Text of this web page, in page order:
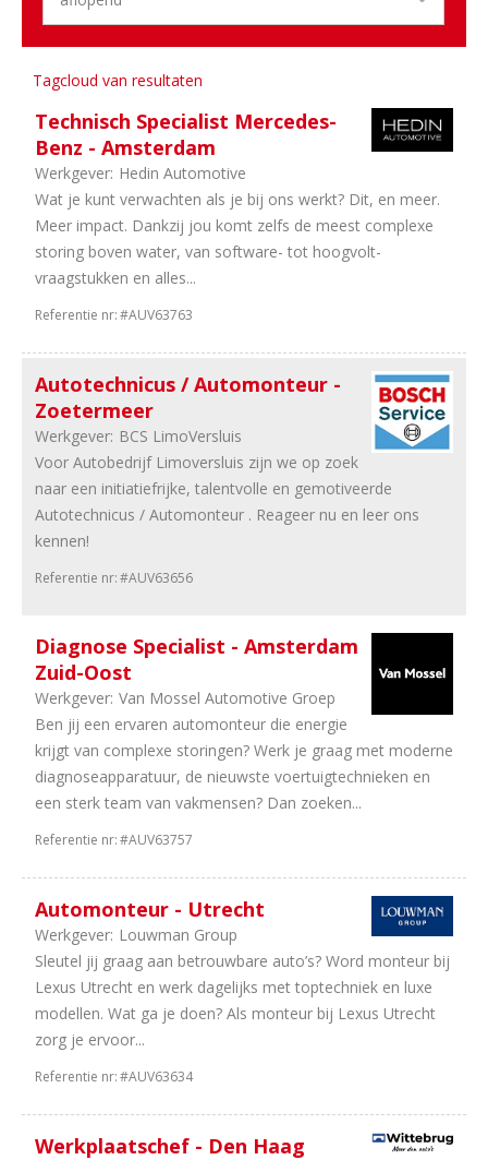
Schadeherstel
Trucks
Banden
en
wielen
Onderdelen
Camper
en
Caravan
Tweewielers
uren
40
uur
overleg
38
32
24
uur
36
uur
Tagcloud van resultaten
Technisch Specialist Mercedes-
Benz - Amsterdam
Werkgever: Hedin Automotive
Wat je kunt verwachten als je bij ons werkt? Dit, en meer.
Meer impact. Dankzij jou komt zelfs de meest complexe
storing boven water, van software- tot hoogvolt-
vraagstukken en alles...
Referentie nr:#AUV63763
Autotechnicus / Automonteur -
Zoetermeer
Werkgever: BCS LimoVersluis
Voor Autobedrijf Limoversluis zijn we op zoek
naar een initiatiefrijke, talentvolle en gemotiveerde
Autotechnicus / Automonteur . Reageer nu en leer ons
kennen!
Referentie nr:#AUV63656
Diagnose Specialist - Amsterdam
Zuid-Oost
Werkgever: Van Mossel Automotive Groep
Ben jij een ervaren automonteur die energie
krijgt van complexe storingen? Werk je graag met moderne
diagnoseapparatuur, de nieuwste voertuigtechnieken en
een sterk team van vakmensen? Dan zoeken...
Referentie nr:#AUV63757
Automonteur - Utrecht
Werkgever: Louwman Group
Sleutel jij graag aan betrouwbare auto’s? Word monteur bij
Lexus Utrecht en werk dagelijks met toptechniek en luxe
modellen. Wat ga je doen? Als monteur bij Lexus Utrecht
zorg je ervoor...
Referentie nr:#AUV63634
Werkplaatschef - Den Haag